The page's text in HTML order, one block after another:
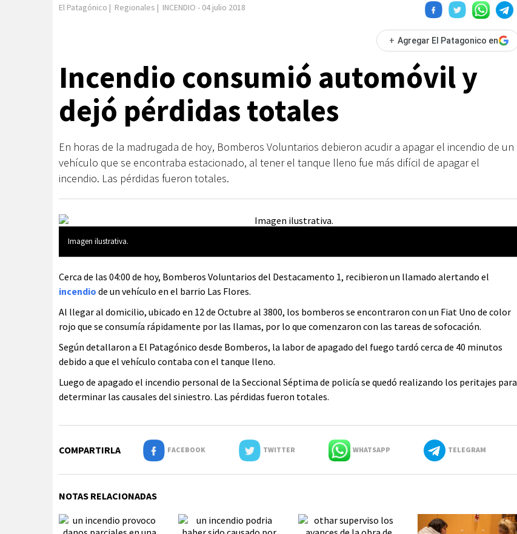
El Patagónico | Regionales | INCENDIO - 04 julio 2018
+ Agregar El Patagonico en
Incendio consumió automóvil y
dejó pérdidas totales
En horas de la madrugada de hoy, Bomberos Voluntarios debieron acudir a apagar el incendio de un
vehículo que se encontraba estacionado, al tener el tanque lleno fue más difícil de apagar el
incendio. Las pérdidas fueron totales.
Imagen ilustrativa.
Cerca de las 04:00 de hoy, Bomberos Voluntarios del Destacamento 1, recibieron un llamado alertando el
incendio de un vehículo en el barrio Las Flores.
Al llegar al domicilio, ubicado en 12 de Octubre al 3800, los bomberos se encontraron con un Fiat Uno de color
rojo que se consumía rápidamente por las llamas, por lo que comenzaron con las tareas de sofocación.
Según detallaron a El Patagónico desde Bomberos, la labor de apagado del fuego tardó cerca de 40 minutos
debido a que el vehículo contaba con el tanque lleno.
Luego de apagado el incendio personal de la Seccional Séptima de policía se quedó realizando los peritajes para
determinar las causales del siniestro. Las pérdidas fueron totales.
COMPARTIRLA FACEBOOK TWITTER WHATSAPP TELEGRAM
NOTAS RELACIONADAS